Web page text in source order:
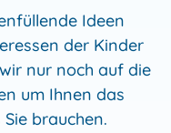
Ideen
der Kinder
nur noch auf die
um Ihnen das
brauchen.